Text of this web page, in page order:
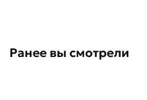
Ранее вы смотрели